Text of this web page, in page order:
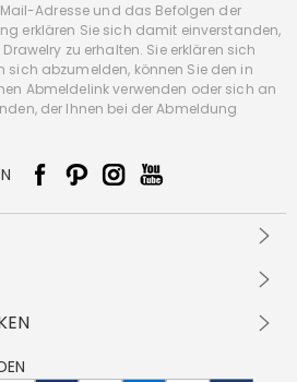
Adresse und das Befolgen der
erklären Sie sich damit einverstanden,
zu erhalten. Sie erklären sich
sich abzumelden, können Sie den in
Abmeldelink verwenden oder sich an
der Ihnen bei der Abmeldung